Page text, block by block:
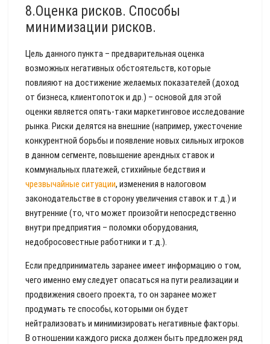
8.Оценка рисков. Способы
минимизации рисков.
Цель данного пункта – предварительная оценка
возможных негативных обстоятельств, которые
повлияют на достижение желаемых показателей (доход
от бизнеса, клиентопоток и др.) – основой для этой
оценки является опять-таки маркетинговое исследование
рынка. Риски делятся на внешние (например, ужесточение
конкурентной борьбы и появление новых сильных игроков
в данном сегменте, повышение арендных ставок и
коммунальных платежей, стихийные бедствия и
чрезвычайные ситуации, изменения в налоговом
законодательстве в сторону увеличения ставок и т.д.) и
внутренние (то, что может произойти непосредственно
внутри предприятия – поломки оборудования,
недобросовестные работники и т.д.).
Если предприниматель заранее имеет информацию о том,
чего именно ему следует опасаться на пути реализации и
продвижения своего проекта, то он заранее может
продумать те способы, которыми он будет
нейтрализовать и минимизировать негативные факторы.
В отношении каждого риска должен быть предложен ряд